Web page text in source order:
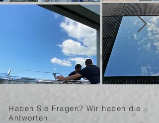
Haben Sie Fragen? Wir haben die
Antworten.